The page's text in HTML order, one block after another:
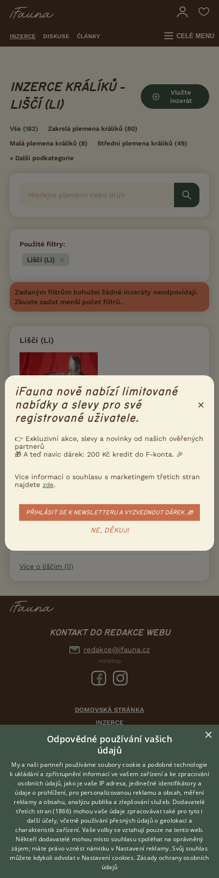
INZERCE DISKUSE ČLÁNKY CELÉ MENU
INZERCE KRÁLÍKŮ -
LIŠČÍ (LI)
Vložte
inzerát
Vše (182) Zakrslá plemena králíků (80)
Malá plemena králíků (8) Střední plemena králíků (49)
» Další podkategorie
Použité filtry:
Liščí (Li)
Zadaným filtrům bohužel žádné inzeráty neodpovídají.
Zkuste zadat menší počet filtrů.
Liščí (Li)
Plemeno liščí se řadí mezi vzácně chovaná v ČR, v současné
Zkratka
Velikostní zařazení
Hmotnost
3,5 kg
Více o liščím (li)
KONTAKT DO REDAKCE WEBU
redakce@ifauna.cz
nonstop
DOMOVSKÁ STRÁNKA
INZERCE
DISKUSE
ČLÁNKY
ATLAS
O nás
Kontakt
Možnosti zvýraznění inzerátů
Podmínky užití
Zpracování osobních údajů
iFauna nově nabízí limitované
nabídky a slevy pro své
registrované uživatele.
×
👉 Exkluzivní akce, slevy a novinky od našich ověřených
partnerů
🎁 A teď navíc dárek: 200 Kč kredit do F-konta. 🎉
Více informací o souhlasu s marketingem třetích stran
najdete zde.
PŘIHLÁSIT SE K NEWSLETTERU A VYZVEDNOUT DÁREK. 🎁
NE, DĚKUJI
Hledáte zvířecího kamaráda?
Zdarma vám poradí
VETERINÁŘ ONLINE
KONZULTOVAT S
VETERINÁŘEM
×
Odpovědné používání vašich
údajů
My a naši partneři používáme soubory cookie a podobné technologie
k ukládání a zpřístupnění informací ve vašem zařízení a ke zpracování
osobních údajů, jako je vaše IP adresa, jedinečné identifikátory a
údaje o prohlížení, pro personalizovanou reklamu a obsah, měření
reklamy a obsahu, analýzu publika a zlepšování služeb. Dodavatelé
třetích stran (1866) mohou vaše údaje zpracovávat také pro tyto i
další účely, včetně používání přesných údajů o geolokaci a
charakteristik zařízení. Vaše volby se vztahují pouze na tento web.
Někteří dodavatelé mohou místo souhlasu spoléhat na oprávněný
zájem; máte právo vznést námitku v Nastavení reklamy. Svůj souhlas
můžete kdykoli odvolat v Nastavení cookies. Zásady ochrany osobních
údajů